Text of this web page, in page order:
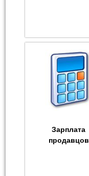
Зарплата
продавцов